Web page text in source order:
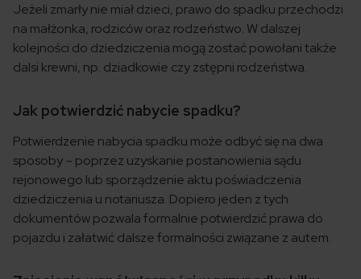
Jeżeli zmarły nie miał dzieci, prawo do spadku przechodzi
na małżonka, rodziców oraz rodzeństwo. W dalszej
kolejności do dziedziczenia mogą zostać powołani także
dalsi krewni, np. dziadkowie czy zstępni rodzeństwa.
Jak potwierdzić nabycie spadku?
Potwierdzenie nabycia spadku może odbyć się na dwa
sposoby – poprzez uzyskanie postanowienia sądu
rejonowego lub sporządzenie aktu poświadczenia
dziedziczenia u notariusza. Dopiero jeden z tych
dokumentów pozwala formalnie potwierdzić prawa do
pojazdu i załatwić dalsze formalności związane z autem.